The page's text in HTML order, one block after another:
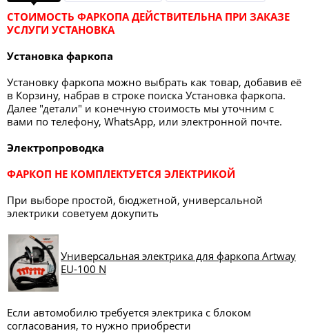
СТОИМОСТЬ ФАРКОПА ДЕЙСТВИТЕЛЬНА ПРИ ЗАКАЗЕ
УСЛУГИ УСТАНОВКА
Установка фаркопа
Установку фаркопа можно выбрать как товар, добавив её
в Корзину, набрав в строке поиска Установка фаркопа.
Далее "детали" и конечную стоимость мы уточним с
вами по телефону, WhatsApp, или электронной почте.
Электропроводка
ФАРКОП НЕ КОМПЛЕКТУЕТСЯ ЭЛЕКТРИКОЙ
При выборе простой, бюджетной, универсальной
электрики советуем докупить
Универсальная электрика для фаркопа Artway
EU-100 N
Если автомобилю требуется электрика с блоком
согласования, то нужно приобрести